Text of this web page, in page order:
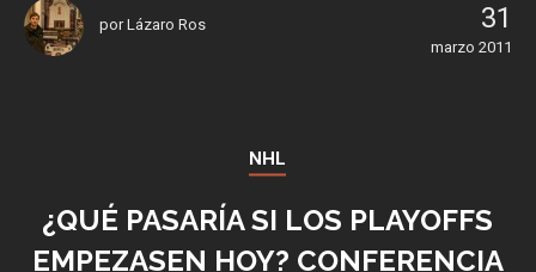
porLázaro Ros 31
marzo 2011
NHL
¿QUÉ PASARÍA SI LOS PLAYOFFS
EMPEZASEN HOY? CONFERENCIA